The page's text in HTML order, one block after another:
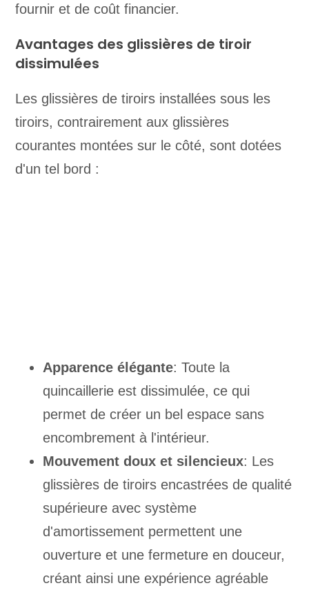
fournir et de coût financier.
Avantages des glissières de tiroir
dissimulées
Les glissières de tiroirs installées sous les
tiroirs, contrairement aux glissières
courantes montées sur le côté, sont dotées
d'un tel bord :
Apparence élégante: Toute la
quincaillerie est dissimulée, ce qui
permet de créer un bel espace sans
encombrement à l'intérieur.
Mouvement doux et silencieux: Les
glissières de tiroirs encastrées de qualité
supérieure avec système
d'amortissement permettent une
ouverture et une fermeture en douceur,
créant ainsi une expérience agréable